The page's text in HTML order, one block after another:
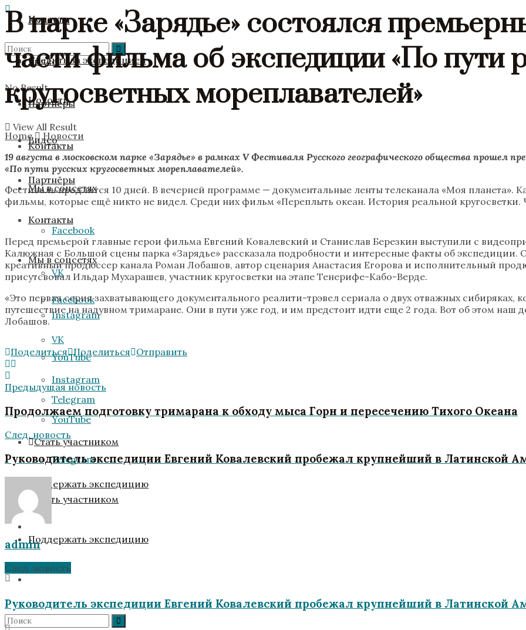
Новости
Видео
Партнёры
Контакты
Мы в соцсетях
Facebook
VK
Instagram
YouTube
Telegram
Стать участником
Поддержать экспедицию
Команда
Следить за экспедицией
Новости
Видео
Партнёры
Контакты
Мы в соцсетях
Facebook
VK
Instagram
YouTube
Telegram
Стать участником
Поддержать экспедицию
No Result
View All Result
В парке «Зарядье» состоялся
части фильма об экспедиции «По пути
кругосветных мореплавателей»
Home
Новости
19 августа в московском парке «Зарядье» в рамках V Фестиваля Русского географического общества прошел
«По пути русских кругосветных мореплавателей».
Фестиваль продлится 10 дней. В вечерней программе — документальные ленты телеканала «Моя планета».
фильмы, которые ещё никто не видел. Среди них фильм «Переплыть океан. История реальной кругосветки.
Перед премьерой главные герои фильма Евгений Ковалевский и Станислав Березкин выступили с
Калюжная с Большой сцены парка «Зарядье» рассказала подробности и интересные факты об экспедиции.
креативный продюссер канала Роман Лобашов, автор сценария Анастасия Егорова и исполнительный
присутсвовал Ильдар Мухарашев, участник кругосветки на этапе Тенерифе-Кабо-Верде.
«Это первая серия захватывающего документального реалити-трэвел сериала о двух отважных сибиряках,
путешествие на надувном тримаране. Они в пути уже год, и им предстоит идти еще 2 года. Вот об этом наш
Лобашов.
Поделиться Поделиться Отправить
Предыдущая новость
Продолжаем подготовку тримарана к обходу мыса Горн и пересечению Тихого Океана
След. новость
Руководитель экспедиции Евгений Ковалевский пробежал крупнейший в Латинской
admin
След. новость
Руководитель экспедиции Евгений Ковалевский пробежал крупнейший в Латинской